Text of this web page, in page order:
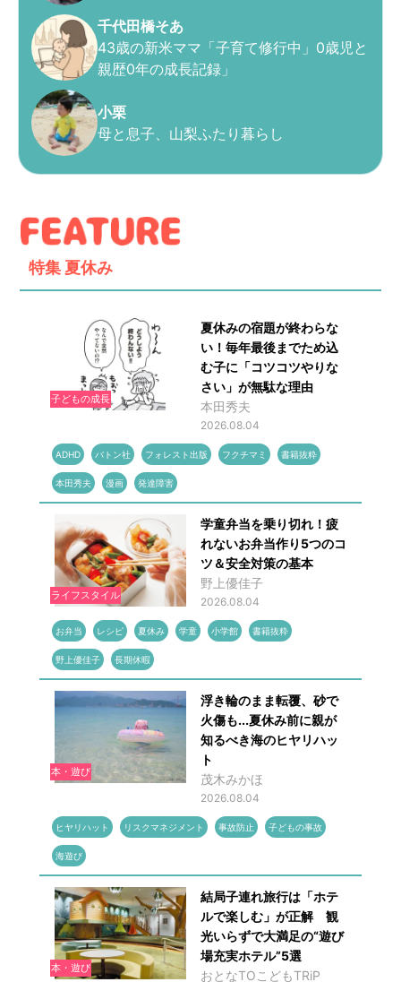
千代田橋そあ
43歳の新米ママ「子育て修行中」0歳児と
親歴0年の成長記録」
小栗
母と息子、山梨ふたり暮らし
特集 夏休み
子どもの成長
夏休みの宿題が終わらな
い！毎年最後までため込
む子に「コツコツやりな
さい」が無駄な理由
本田秀夫
2026.08.04
ADHD バトン社 フォレスト出版 フクチマミ 書籍抜粋
本田秀夫 漫画 発達障害
ライフスタイル
学童弁当を乗り切れ！疲
れないお弁当作り5つのコ
ツ＆安全対策の基本
野上優佳子
2026.08.04
お弁当 レシピ 夏休み 学童 小学館 書籍抜粋
野上優佳子 長期休暇
本・遊び
浮き輪のまま転覆、砂で
火傷も...夏休み前に親が
知るべき海のヒヤリハッ
ト
茂木みかほ
2026.08.04
ヒヤリハット リスクマネジメント 事故防止 子どもの事故
海遊び
本・遊び
結局子連れ旅行は「ホテ
ルで楽しむ」が正解 観
光いらずで大満足の“遊び
場充実ホテル”5選
おとなTOこどもTRiP